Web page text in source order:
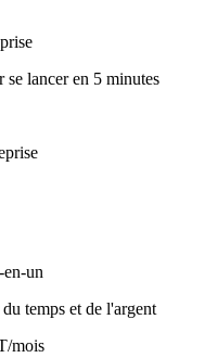
lancer en 5 minutes
un
temps et de l'argent
mois